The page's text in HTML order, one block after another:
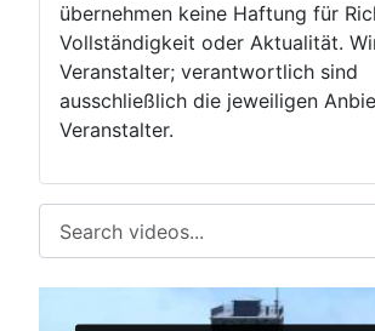
übernehmen keine Haftung für
Vollständigkeit oder Aktualität.
Veranstalter; verantwortlich sind
ausschließlich die jeweiligen
Veranstalter.